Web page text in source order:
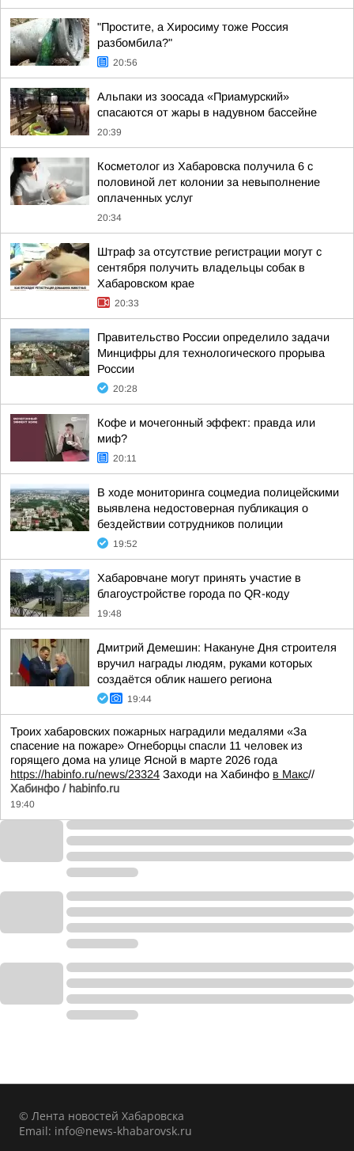
"Простите, а Хиросиму тоже Россия
разбомбила?"
20:56
Альпаки из зоосада «Приамурский»
спасаются от жары в надувном бассейне
20:39
Косметолог из Хабаровска получила 6 с
половиной лет колонии за невыполнение
оплаченных услуг
20:34
Штраф за отсутствие регистрации могут с
сентября получить владельцы собак в
Хабаровском крае
20:33
Правительство России определило задачи
Минцифры для технологического прорыва
России
20:28
Кофе и мочегонный эффект: правда или
миф?
20:11
В ходе мониторинга соцмедиа полицейскими
выявлена недостоверная публикация о
бездействии сотрудников полиции
19:52
Хабаровчане могут принять участие в
благоустройстве города по QR-коду
19:48
Дмитрий Демешин: Накануне Дня строителя
вручил награды людям, руками которых
создаётся облик нашего региона
19:44
Троих хабаровских пожарных наградили медалями «За
спасение на пожаре» Огнеборцы спасли 11 человек из
горящего дома на улице Ясной в марте 2026 года
https://habinfo.ru/news/23324 Заходи на Хабинфо в Макс//
Хабинфо / habinfo.ru
19:40
© Лента новостей Хабаровска
Email: info@news-khabarovsk.ru